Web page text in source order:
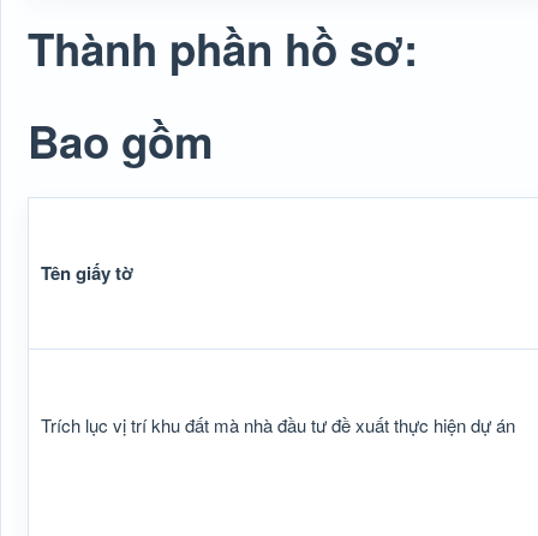
Thành phần hồ sơ:
Bao gồm
Tên giấy tờ
Trích lục vị trí khu đất mà nhà đầu tư đề xuất thực hiện dự án